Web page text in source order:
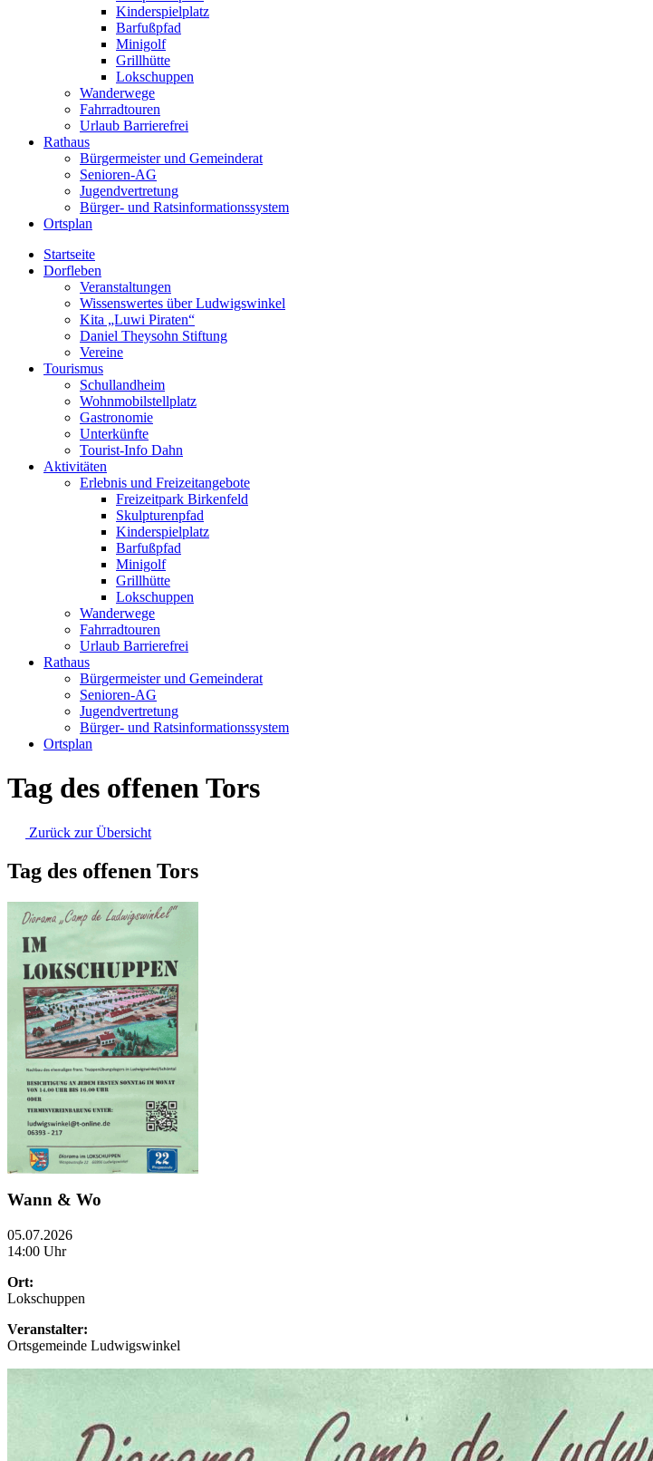
Kinderspielplatz
Barfußpfad
Minigolf
Grillhütte
Lokschuppen
Wanderwege
Fahrradtouren
Urlaub Barrierefrei
Rathaus
Bürgermeister und Gemeinderat
Senioren-AG
Jugendvertretung
Bürger- und Ratsinformationssystem
Ortsplan
Startseite
Dorfleben
Veranstaltungen
Wissenswertes über Ludwigswinkel
Kita „Luwi Piraten“
Daniel Theysohn Stiftung
Vereine
Tourismus
Schullandheim
Wohnmobilstellplatz
Gastronomie
Unterkünfte
Tourist-Info Dahn
Aktivitäten
Erlebnis und Freizeitangebote
Freizeitpark Birkenfeld
Skulpturenpfad
Kinderspielplatz
Barfußpfad
Minigolf
Grillhütte
Lokschuppen
Wanderwege
Fahrradtouren
Urlaub Barrierefrei
Rathaus
Bürgermeister und Gemeinderat
Senioren-AG
Jugendvertretung
Bürger- und Ratsinformationssystem
Ortsplan
Tag des offenen Tors
Zurück zur Übersicht
Tag des offenen Tors
Wann & Wo
05.07.2026
14:00 Uhr
Ort:
Lokschuppen
Veranstalter:
Ortsgemeinde Ludwigswinkel